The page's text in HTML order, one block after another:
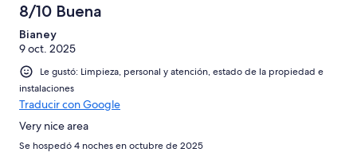
8/10 Buena
Bianey
9 oct. 2025
Le gustó: Limpieza, personal y atención, estado de la propiedad e
instalaciones
Traducir con Google
Very nice area
Se hospedó 4 noches en octubre de 2025